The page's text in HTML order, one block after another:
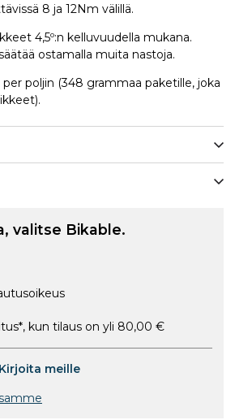
8 ja 12Nm välillä.
4,5º:n kelluvuudella mukana.
ostamalla muita nastoja.
poljin (348 grammaa paketille, joka
valitse Bikable.
kun tilaus on yli 80,00 €
Kirjoita meille